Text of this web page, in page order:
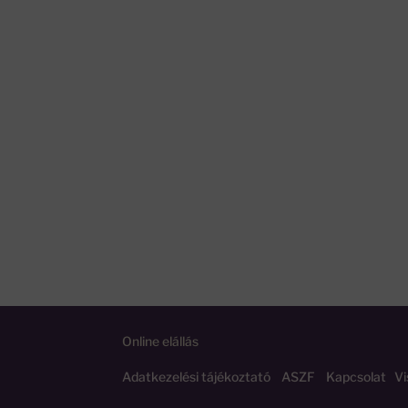
Online elállás
Adatkezelési tájékoztató ASZF Kapcsolat